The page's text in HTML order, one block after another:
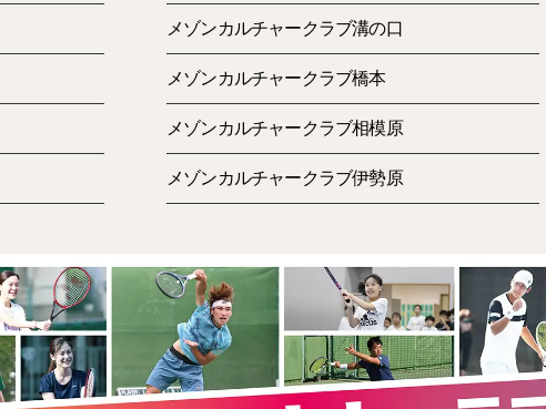
メゾンカルチャークラブ溝の口
メゾンカルチャークラブ橋本
メゾンカルチャークラブ相模原
メゾンカルチャークラブ伊勢原